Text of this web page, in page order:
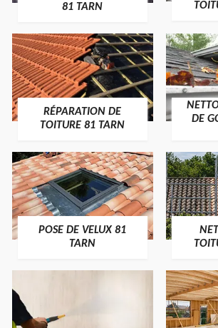
81 TARN
RÉPARATION DE
TOITURE 81 TARN
DE
POSE DE VELUX 81
TARN